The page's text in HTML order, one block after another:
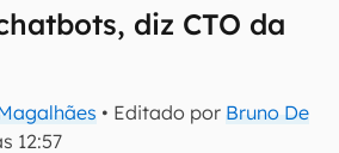
diz CTO da
• Editado por Bruno De
12:57
inscreva-se